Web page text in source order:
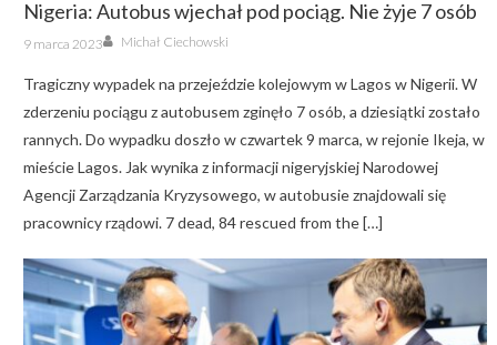
Nigeria: Autobus wjechał pod pociąg. Nie żyje 7 osób
Posted
on
9 marca 2023 Author
Michał Ciechowski
Tragiczny wypadek na przejeździe kolejowym w Lagos w Nigerii. W
zderzeniu pociągu z autobusem zginęło 7 osób, a dziesiątki zostało
rannych. Do wypadku doszło w czwartek 9 marca, w rejonie Ikeja, w
mieście Lagos. Jak wynika z informacji nigeryjskiej Narodowej
Agencji Zarządzania Kryzysowego, w autobusie znajdowali się
pracownicy rządowi. 7 dead, 84 rescued from the […]